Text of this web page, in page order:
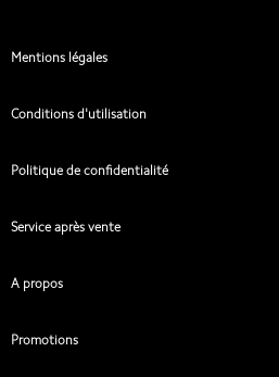
Mentions légales
Conditions d'utilisation
Politique de confidentialité
Service après vente
A propos
Promotions